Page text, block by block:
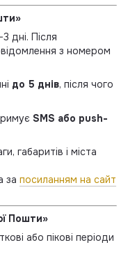
дні. Після
з номером
до 5 днів, після чого
SMS або push-
габаритів і міста
за посиланням на сайт
Пошти»
або пікові періоди